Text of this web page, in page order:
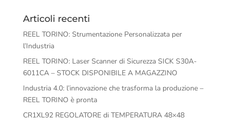
Articoli recenti
REEL TORINO: Strumentazione Personalizzata per
l’Industria
REEL TORINO: Laser Scanner di Sicurezza SICK S30A-
6011CA – STOCK DISPONIBILE A MAGAZZINO
Industria 4.0: l’innovazione che trasforma la produzione –
REEL TORINO è pronta
CR1XL92 REGOLATORE di TEMPERATURA 48×48